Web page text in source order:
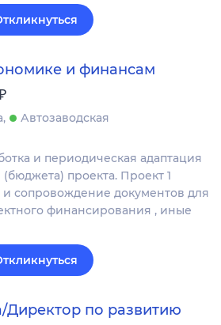
и финансам
Автозаводская
и периодическая адаптация
проекта. Проект 1
и сопровождение документов для
финансирования , иные
Директор по развитию